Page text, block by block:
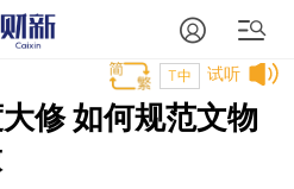
试听
T中
修 如何规范文物